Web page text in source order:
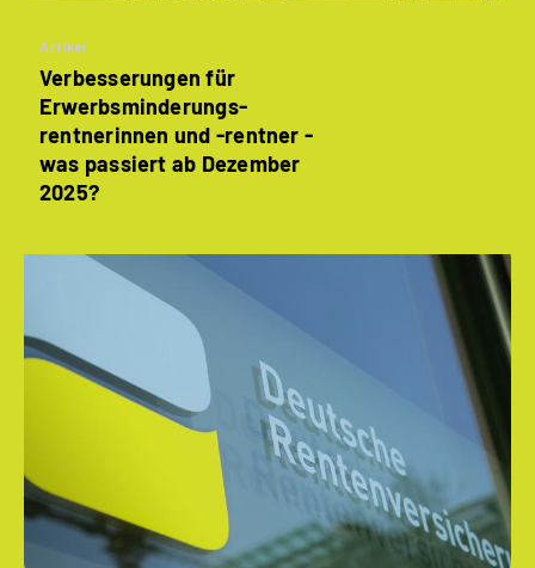
Artikel
Verbesserungen für
Erwerbsminderungs­
rentnerinnen und -rentner -
was passiert ab Dezember
2025?